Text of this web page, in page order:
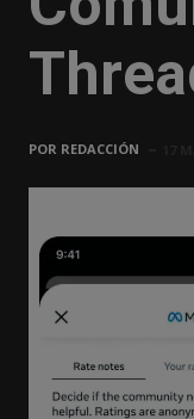
POR REDACCIÓN